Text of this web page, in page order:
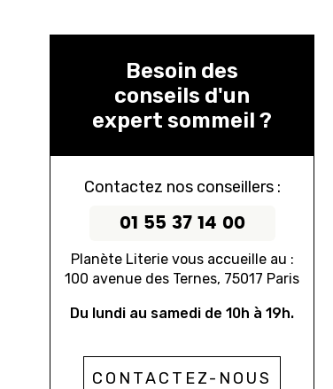
Protège matelas
Linge de Maison
Besoin des
conseils d'un
expert sommeil ?
Contactez nos conseillers :
01 55 37 14 00
Planète Literie vous accueille au :
100 avenue des Ternes, 75017 Paris
Du lundi au samedi de 10h à 19h.
CONTACTEZ-NOUS